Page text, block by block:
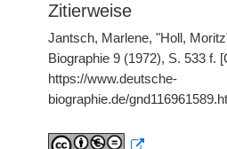
Zitierweise
Jantsch, Marlene, "Holl,
Biographie 9 (1972), S. 533 f.
https://www.deutsche-
biographie.de/